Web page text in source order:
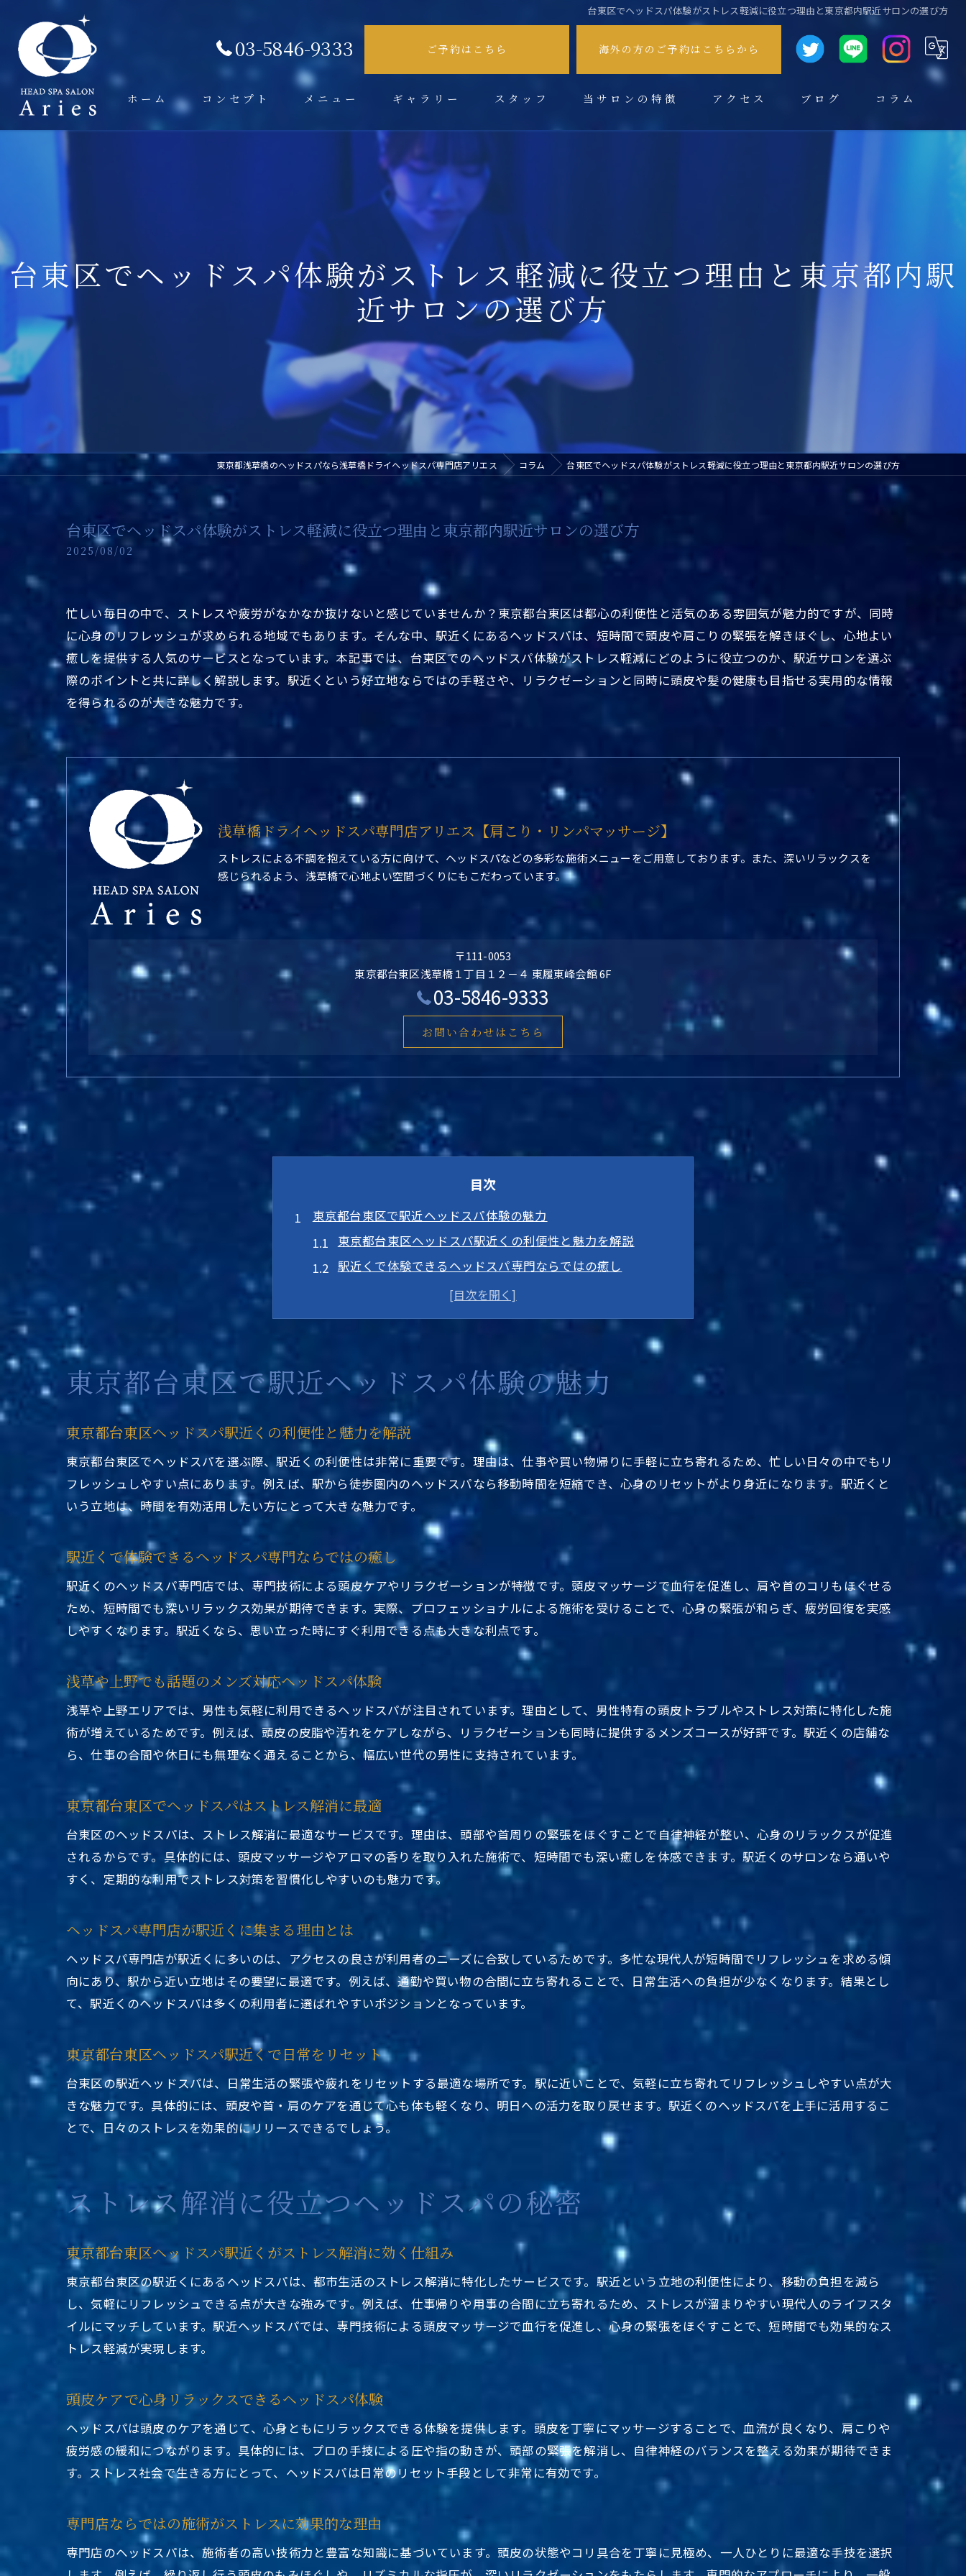
台東区でヘッドスパ体験がストレス軽減に役立つ理由と東京都内駅近サロンの選び方
03-5846-9333 ご予約はこちら 海外の方のご予約はこちらから
ホーム コンセプト メニュー ギャラリー スタッフ 当サロンの特徴
ドライヘッドスパ
アクセス ブログ コラム
台東区でヘッドスパ体験がストレス軽減に役立つ理由と東京都内駅
近サロンの選び方
東京都浅草橋のヘッドスパなら浅草橋ドライヘッドスパ専門店アリエス コラム 台東区でヘッドスパ体験がストレス軽減に役立つ理由と東京都内駅近サロンの選び方
台東区でヘッドスパ体験がストレス軽減に役立つ理由と東京都内駅近サロンの選び方
2025/08/02
忙しい毎日の中で、ストレスや疲労がなかなか抜けないと感じていませんか？東京都台東区は都心の利便性と活気のある雰囲気が魅力的ですが、同時
に心身のリフレッシュが求められる地域でもあります。そんな中、駅近くにあるヘッドスパは、短時間で頭皮や肩こりの緊張を解きほぐし、心地よい
癒しを提供する人気のサービスとなっています。本記事では、台東区でのヘッドスパ体験がストレス軽減にどのように役立つのか、駅近サロンを選ぶ
際のポイントと共に詳しく解説します。駅近くという好立地ならではの手軽さや、リラクゼーションと同時に頭皮や髪の健康も目指せる実用的な情報
を得られるのが大きな魅力です。
浅草橋ドライヘッドスパ専門店アリエス【肩こり・リンパマッサージ】
ストレスによる不調を抱えている方に向けて、ヘッドスパなどの多彩な施術メニューをご用意しております。また、深いリラックスを
感じられるよう、浅草橋で心地よい空間づくりにもこだわっています。
〒111-0053
東京都台東区浅草橋１丁目１２－４ 東履東峰会館 6F
03-5846-9333
お問い合わせはこちら
目次
東京都台東区で駅近ヘッドスパ体験の魅力
東京都台東区ヘッドスパ駅近くの利便性と魅力を解説
駅近くで体験できるヘッドスパ専門ならではの癒し
浅草や上野でも話題のメンズ対応ヘッドスパ体験
東京都台東区でヘッドスパはストレス解消に最適
東京都台東区ヘッドスパ駅近くで日常をリセット
ストレス解消に役立つヘッドスパの秘密
東京都台東区ヘッドスパ駅近くがストレス解消に効く仕組み
頭皮ケアで心身リラックスできるヘッドスパ体験
専門店ならではの施術がストレスに効果的な理由
駅近くで短時間でも実感できる癒しの秘密
浅草や上野で人気のメンズヘッドスパの特徴
東京都台東区ヘッドスパ駅近くで心も体も軽くなる
駅近くで叶う台東区の極上リラクゼーション
東京都台東区ヘッドスパ駅近くで極上の癒し体験
駅近くのヘッドスパ専門店で得られる安らぎとは
上野や浅草のヘッドスパで心地よいひとときを
メンズも満足できる台東区の駅近ヘッドスパ事情
東京都台東区ヘッドスパ駅近くの人気ポイント紹介
リラクゼーションを求める方に駅近が選ばれる理由
心身の疲れに駅近ヘッドスパが効く理由
駅近のヘッドスパ専門店が支持される理由とは
ストレスや肩こりに効果的な駅近ヘッドスパの魅力
浅草や上野でも駅近ヘッドスパが人気のワケ
東京都台東区ヘッドスパ駅近くは短時間利用も便利
駅近くで心身を癒すヘッドスパの実力を解説
台東区で注目されるヘッドスパ専門体験
東京都台東区ヘッドスパ駅近く注目の専門体験とは
ヘッドスパ専門店が提供する極上リラクゼーション
上野や浅草のヘッドスパ専門体験が選ばれる理由
東京都台東区ヘッドスパ駅近くで新感覚の癒しを体感
専門的な施術でストレス解消を目指すなら駅近が最適
駅近で手軽にできるストレスリセット法
東京都台東区ヘッドスパ駅近くで手軽にストレス解消
駅近くのヘッドスパ専門店でリフレッシュする方法
短時間でも効果を実感できる駅近ヘッドスパ活用法
駅近サロンのストレスリセット術を徹底解説
メンズも歓迎の台東区ヘッドスパ最新事情
東京都台東区ヘッドスパ駅近くメンズ歓迎の最新事情
駅近くで男性にも人気のヘッドスパ専門店を紹介
浅草や上野のメンズヘッドスパが注目される理由
東京都台東区ヘッドスパ駅近くはカップル利用も可能
駅近でメンズケアも充実したヘッドスパを選ぶコツ
東京都内で駅近ヘッドスパを選ぶポイント
東京都台東区ヘッドスパ駅近く選びのポイント解説
駅近くのヘッドスパ専門店で失敗しない選び方とは
上野や浅草のヘッドスパも比較して選ぶコツ
東京都台東区ヘッドスパ駅近く予約時の注意点
東京都台東区で駅近ヘッドスパ体験の魅力
東京都台東区ヘッドスパ駅近くの利便性と魅力を解説
東京都台東区でヘッドスパを選ぶ際、駅近くの利便性は非常に重要です。理由は、仕事や買い物帰りに手軽に立ち寄れるため、忙しい日々の中でもリ
フレッシュしやすい点にあります。例えば、駅から徒歩圏内のヘッドスパなら移動時間を短縮でき、心身のリセットがより身近になります。駅近くと
いう立地は、時間を有効活用したい方にとって大きな魅力です。
駅近くで体験できるヘッドスパ専門ならではの癒し
駅近くのヘッドスパ専門店では、専門技術による頭皮ケアやリラクゼーションが特徴です。頭皮マッサージで血行を促進し、肩や首のコリもほぐせる
ため、短時間でも深いリラックス効果が期待できます。実際、プロフェッショナルによる施術を受けることで、心身の緊張が和らぎ、疲労回復を実感
しやすくなります。駅近くなら、思い立った時にすぐ利用できる点も大きな利点です。
浅草や上野でも話題のメンズ対応ヘッドスパ体験
浅草や上野エリアでは、男性も気軽に利用できるヘッドスパが注目されています。理由として、男性特有の頭皮トラブルやストレス対策に特化した施
術が増えているためです。例えば、頭皮の皮脂や汚れをケアしながら、リラクゼーションも同時に提供するメンズコースが好評です。駅近くの店舗な
ら、仕事の合間や休日にも無理なく通えることから、幅広い世代の男性に支持されています。
東京都台東区でヘッドスパはストレス解消に最適
台東区のヘッドスパは、ストレス解消に最適なサービスです。理由は、頭部や首周りの緊張をほぐすことで自律神経が整い、心身のリラックスが促進
されるからです。具体的には、頭皮マッサージやアロマの香りを取り入れた施術で、短時間でも深い癒しを体感できます。駅近くのサロンなら通いや
すく、定期的な利用でストレス対策を習慣化しやすいのも魅力です。
ヘッドスパ専門店が駅近くに集まる理由とは
ヘッドスパ専門店が駅近くに多いのは、アクセスの良さが利用者のニーズに合致しているためです。多忙な現代人が短時間でリフレッシュを求める傾
向にあり、駅から近い立地はその要望に最適です。例えば、通勤や買い物の合間に立ち寄れることで、日常生活への負担が少なくなります。結果とし
て、駅近くのヘッドスパは多くの利用者に選ばれやすいポジションとなっています。
東京都台東区ヘッドスパ駅近くで日常をリセット
台東区の駅近ヘッドスパは、日常生活の緊張や疲れをリセットする最適な場所です。駅に近いことで、気軽に立ち寄れてリフレッシュしやすい点が大
きな魅力です。具体的には、頭皮や首・肩のケアを通じて心も体も軽くなり、明日への活力を取り戻せます。駅近くのヘッドスパを上手に活用するこ
とで、日々のストレスを効果的にリリースできるでしょう。
ストレス解消に役立つヘッドスパの秘密
東京都台東区ヘッドスパ駅近くがストレス解消に効く仕組み
東京都台東区の駅近くにあるヘッドスパは、都市生活のストレス解消に特化したサービスです。駅近という立地の利便性により、移動の負担を減ら
し、気軽にリフレッシュできる点が大きな強みです。例えば、仕事帰りや用事の合間に立ち寄れるため、ストレスが溜まりやすい現代人のライフスタ
イルにマッチしています。駅近ヘッドスパでは、専門技術による頭皮マッサージで血行を促進し、心身の緊張をほぐすことで、短時間でも効果的なス
トレス軽減が実現します。
頭皮ケアで心身リラックスできるヘッドスパ体験
ヘッドスパは頭皮のケアを通じて、心身ともにリラックスできる体験を提供します。頭皮を丁寧にマッサージすることで、血流が良くなり、肩こりや
疲労感の緩和につながります。具体的には、プロの手技による圧や指の動きが、頭部の緊張を解消し、自律神経のバランスを整える効果が期待できま
す。ストレス社会で生きる方にとって、ヘッドスパは日常のリセット手段として非常に有効です。
専門店ならではの施術がストレスに効果的な理由
専門店のヘッドスパは、施術者の高い技術力と豊富な知識に基づいています。頭皮の状態やコリ具合を丁寧に見極め、一人ひとりに最適な手技を選択